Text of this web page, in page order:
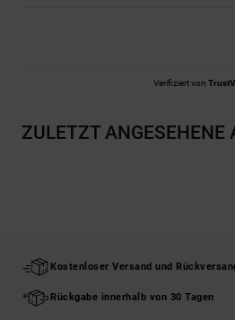
Verifiziert von
ZULETZT ANGESEHENE
Kostenloser Versand und
Rückgabe innerhalb von 30 Tagen